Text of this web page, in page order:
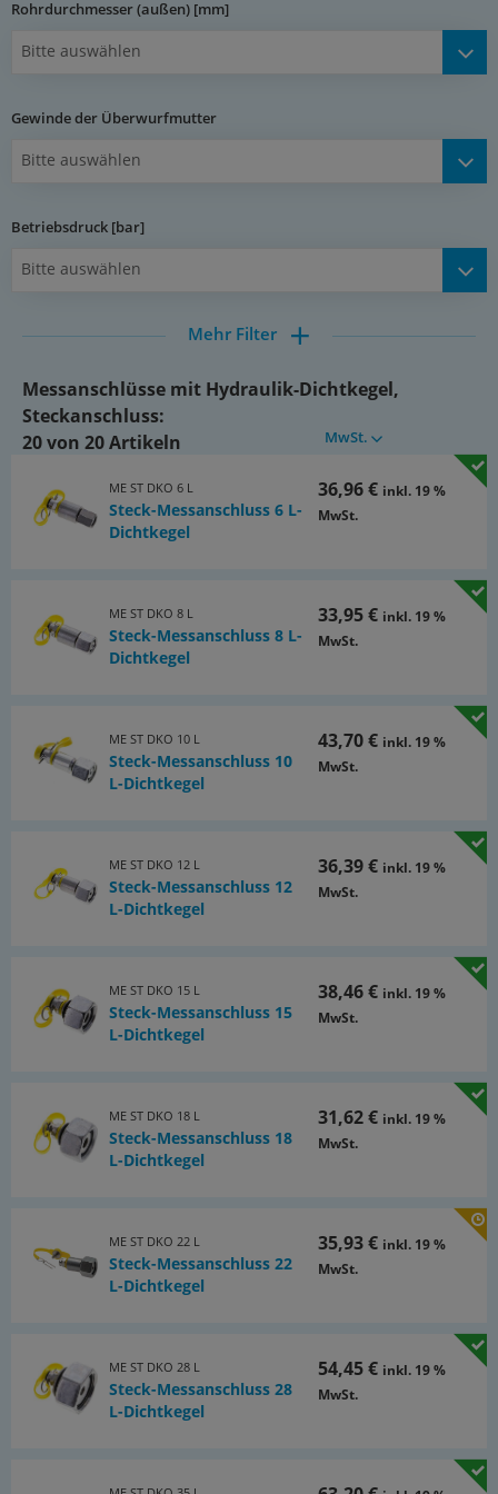
Messschlauches mechanisch geöffnet. Somit ist die
Katalogseite Atlas 9 (Seite 680)
(PDF)
Rohrdurchmesser (außen) [mm]
Bitte auswählen
Gewinde der Überwurfmutter
Bitte auswählen
Betriebsdruck [bar]
Bitte auswählen
Mehr Filter
Messanschlüsse mit Hydraulik-Dichtkegel,
Steckanschluss:
20 von 20 Artikeln
MwSt.
ME ST DKO 6 L
Steck-Messanschluss 6 L-
Dichtkegel
36,96 € inkl. 19 %
MwSt.
ME ST DKO 8 L
Steck-Messanschluss 8 L-
Dichtkegel
33,95 € inkl. 19 %
MwSt.
ME ST DKO 10 L
Steck-Messanschluss 10
L-Dichtkegel
43,70 € inkl. 19 %
MwSt.
ME ST DKO 12 L
Steck-Messanschluss 12
L-Dichtkegel
36,39 € inkl. 19 %
MwSt.
ME ST DKO 15 L
Steck-Messanschluss 15
L-Dichtkegel
38,46 € inkl. 19 %
MwSt.
ME ST DKO 18 L
Steck-Messanschluss 18
L-Dichtkegel
31,62 € inkl. 19 %
MwSt.
ME ST DKO 22 L
Steck-Messanschluss 22
L-Dichtkegel
35,93 € inkl. 19 %
MwSt.
ME ST DKO 28 L
Steck-Messanschluss 28
L-Dichtkegel
54,45 € inkl. 19 %
MwSt.